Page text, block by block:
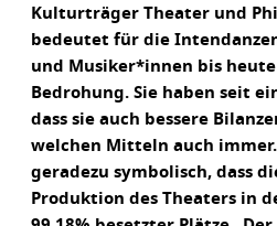
Kulturträger Theater und
bedeutet für die
und Musiker*innen bis
Bedrohung. Sie haben seit
dass sie auch bessere
welchen Mitteln auch
geradezu symbolisch, dass
Produktion des Theaters in